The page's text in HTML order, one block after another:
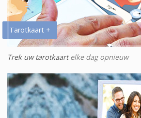
Tarotkaart +
Trek uw tarotkaartelke dag opnieuw